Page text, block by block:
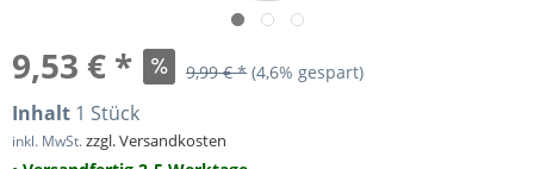
9,53 € * 9,99 € * (4,6% gespart)
Inhalt 1 Stück
inkl. MwSt.zzgl. Versandkosten